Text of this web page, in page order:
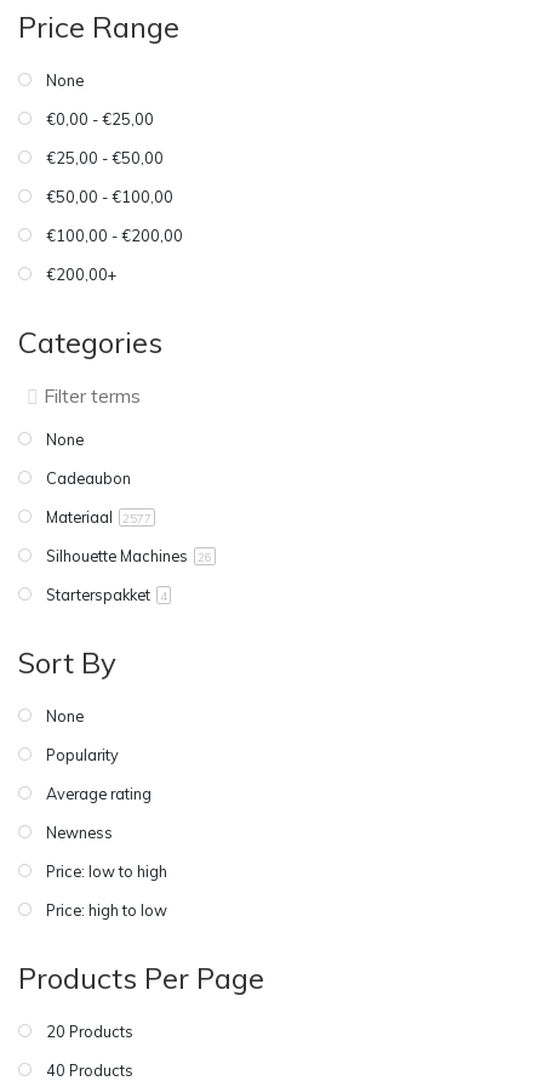
Price Range
None
€0,00 - €25,00
€25,00 - €50,00
€50,00 - €100,00
€100,00 - €200,00
€200,00+
Categories
None
Cadeaubon
Materiaal
2577
Silhouette Machines 26
Starterspakket 4
Sort By
None
Popularity
Average rating
Newness
Price: low to high
Price: high to low
Products Per Page
20 Products
40 Products